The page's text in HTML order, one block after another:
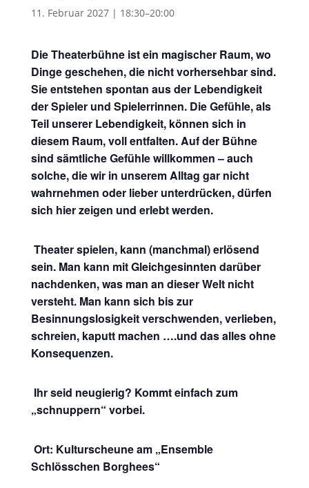
11. Februar 2027 | 18:30–20:00
Die Theaterbühne ist ein magischer Raum, wo
Dinge geschehen, die nicht vorhersehbar sind.
Sie entstehen spontan aus der Lebendigkeit
der Spieler und Spielerrinnen. Die Gefühle, als
Teil unserer Lebendigkeit, können sich in
diesem Raum, voll entfalten. Auf der Bühne
sind sämtliche Gefühle willkommen – auch
solche, die wir in unserem Alltag gar nicht
wahrnehmen oder lieber unterdrücken, dürfen
sich hier zeigen und erlebt werden.
Theater spielen, kann (manchmal) erlösend
sein. Man kann mit Gleichgesinnten darüber
nachdenken, was man an dieser Welt nicht
versteht. Man kann sich bis zur
Besinnungslosigkeit verschwenden, verlieben,
schreien, kaputt machen ….und das alles ohne
Konsequenzen.
Ihr seid neugierig? Kommt einfach zum
„schnuppern“ vorbei.
Ort: Kulturscheune am „Ensemble
Schlösschen Borghees“